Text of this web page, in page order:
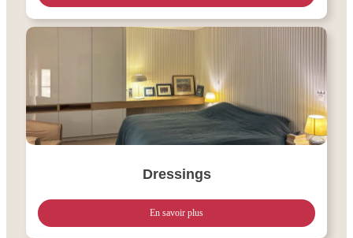
Dressings
En savoir plus